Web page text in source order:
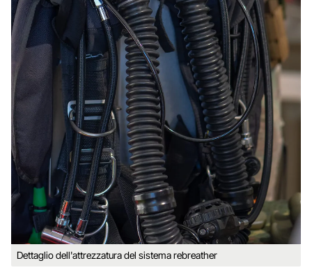
Dettaglio dell'attrezzatura del sistema rebreather